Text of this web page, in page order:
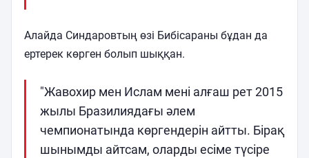
Алайда Синдаровтың өзі Бибісараны бұдан да
ертерек көрген болып шыққан.
"Жавохир мен Ислам мені алғаш рет 2015
жылы Бразилиядағы әлем
чемпионатында көргендерін айтты. Бірақ
шынымды айтсам, оларды есіме түсіре